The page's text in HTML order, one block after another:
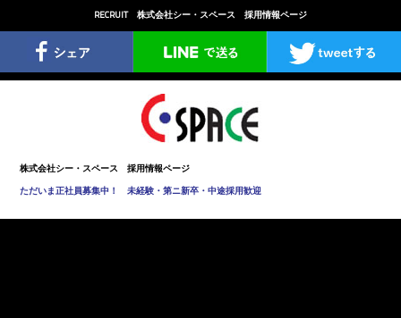
RECRUIT 株式会社シー・スペース 採用情報ページ
株式会社シー・スペース 採用情報ページ
ただいま正社員募集中！ 未経験・第ニ新卒・中途採用歓迎